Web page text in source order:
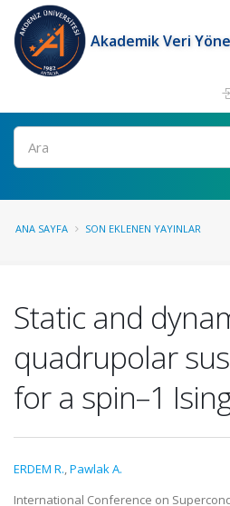
Akademik Veri
Ara
ANA SAYFA SON EKLENEN YAYINLAR
Static and
quadrupolar
for a spin–1
ERDEM R.,Pawlak A.
International Conference on